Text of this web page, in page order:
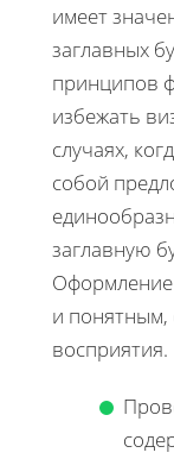
имеет
заглавных
принципов
избежать
случаях,
собой
заглавную
и понятным,
восприятия.